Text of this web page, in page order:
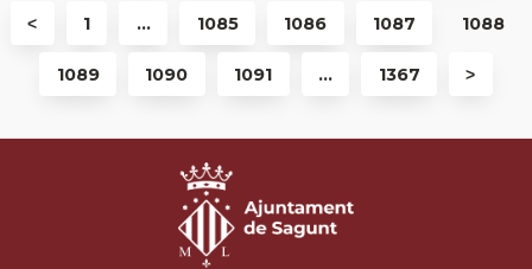
˂ 1 ... 1085 1086 1087 1088
1089 1090 1091 ... 1367 ˃